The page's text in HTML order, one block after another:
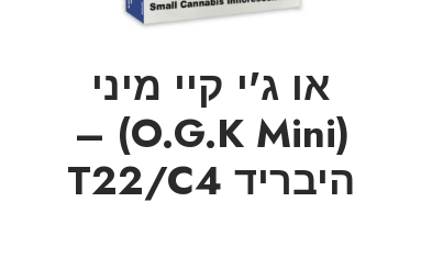
או ג'י קיי מיני
(O.G.K Mini) –
היבריד T22/C4